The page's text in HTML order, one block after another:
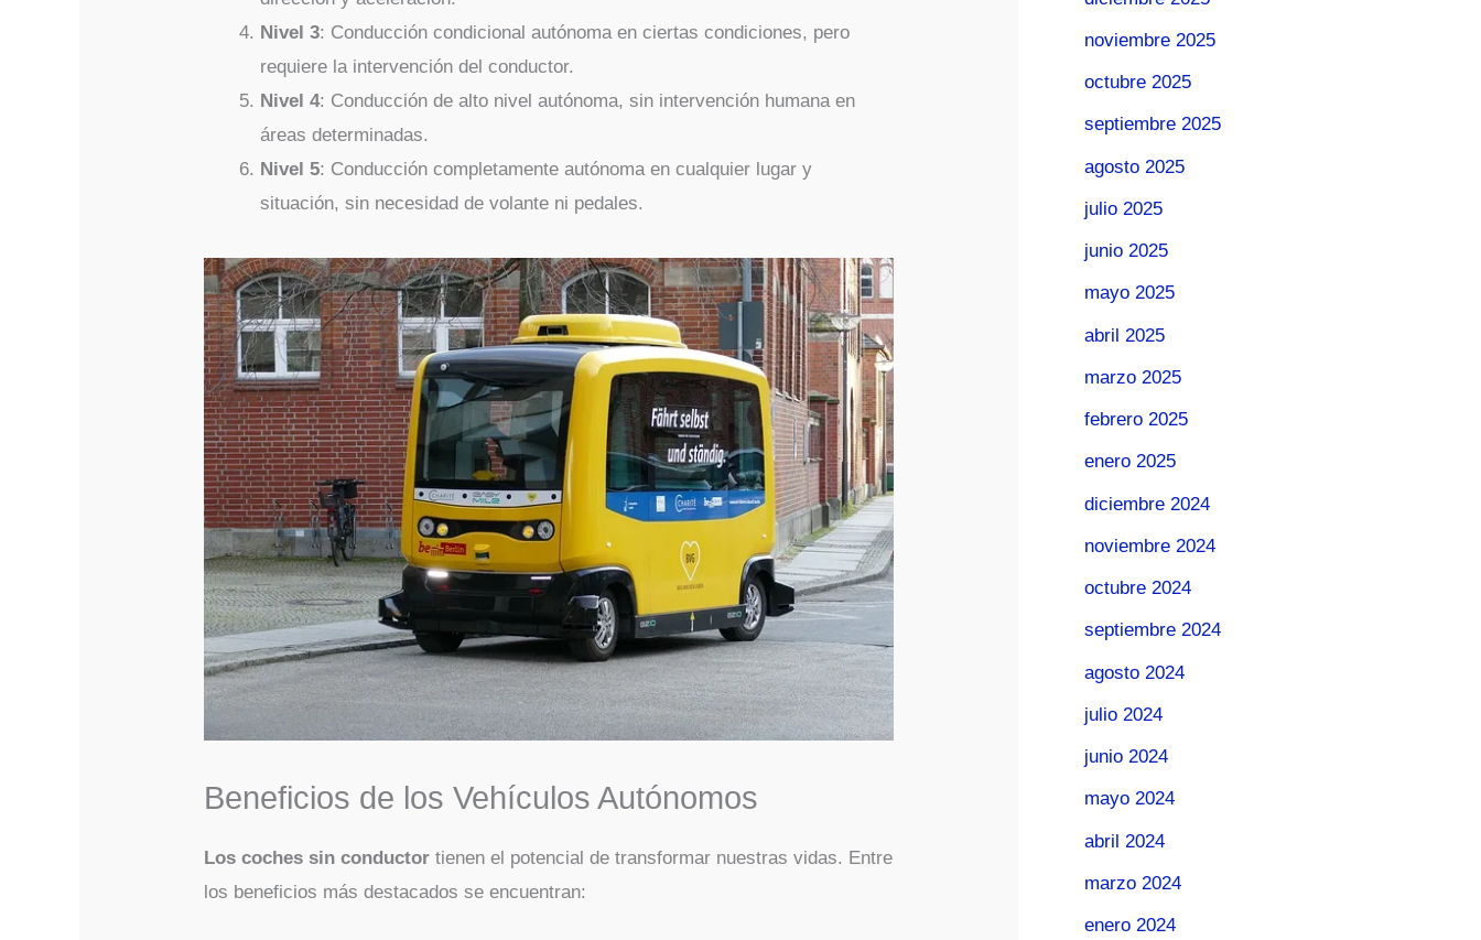
Nivel 3: Conducción condicional autónoma en ciertas condiciones, pero
requiere la intervención del conductor.
Nivel 4: Conducción de alto nivel autónoma, sin intervención humana en
áreas determinadas.
Nivel 5: Conducción completamente autónoma en cualquier lugar y
situación, sin necesidad de volante ni pedales.
Beneficios de los Vehículos Autónomos
Los coches sin conductor tienen el potencial de transformar nuestras vidas. Entre
los beneficios más destacados se encuentran:
noviembre 2025
octubre 2025
septiembre 2025
agosto 2025
julio 2025
junio 2025
mayo 2025
abril 2025
marzo 2025
febrero 2025
enero 2025
diciembre 2024
noviembre 2024
octubre 2024
septiembre 2024
agosto 2024
julio 2024
junio 2024
mayo 2024
abril 2024
marzo 2024
enero 2024